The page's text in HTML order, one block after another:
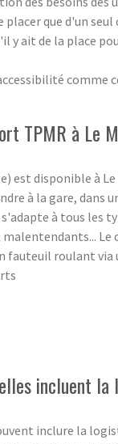
que d'un seul
y ait de la place
comme
TPMR à Le
est disponible à
à la gare, dans
à tous les
Le
fauteuil roulant via
incluent
inclure la